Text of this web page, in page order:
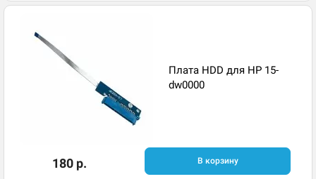
Плата HDD для HP 15-
dw0000
180 р. В корзину